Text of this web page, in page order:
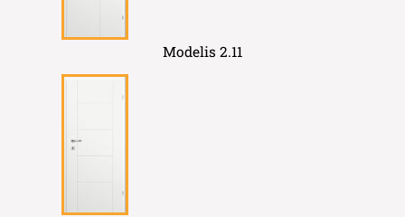
Modelis 2.11